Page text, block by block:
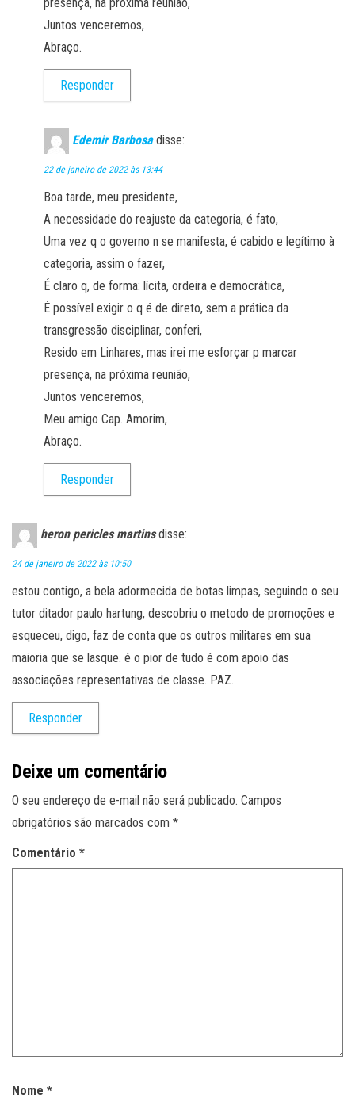
Juntos venceremos,
Abraço.
Responder
Edemir Barbosa disse:
22 de janeiro de 2022 às 13:44
Boa tarde, meu presidente,
A necessidade do reajuste da categoria, é fato,
Uma vez q o governo n se manifesta, é cabido e legítimo à
categoria, assim o fazer,
É claro q, de forma: lícita, ordeira e democrática,
É possível exigir o q é de direto, sem a prática da
transgressão disciplinar, conferi,
Resido em Linhares, mas irei me esforçar p marcar
presença, na próxima reunião,
Juntos venceremos,
Meu amigo Cap. Amorim,
Abraço.
Responder
heron pericles martins disse:
24 de janeiro de 2022 às 10:50
estou contigo, a bela adormecida de botas limpas, seguindo o seu
tutor ditador paulo hartung, descobriu o metodo de promoções e
esqueceu, digo, faz de conta que os outros militares em sua
maioria que se lasque. é o pior de tudo é com apoio das
associações representativas de classe. PAZ.
Responder
Deixe um comentário
O seu endereço de e-mail não será publicado. Campos
obrigatórios são marcados com *
Comentário *
Nome *